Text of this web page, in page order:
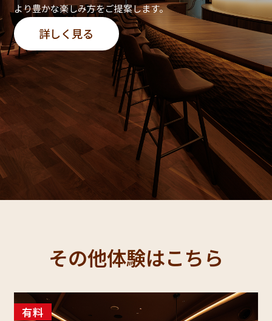
より豊かな楽しみ方をご提案します。
詳しく見る
その他体験はこちら
有料